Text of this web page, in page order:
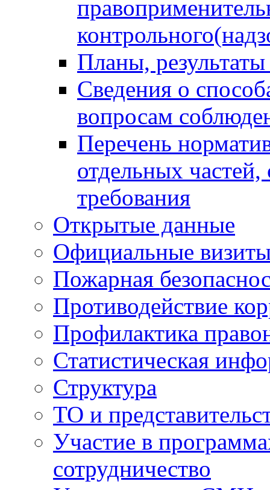
Планы,
Сведения о
вопросам
Перечень
отдельных
требования
Открытые данные
Официальные
Пожарная
Противодействие
Профилактика
Статистическая
Структура
ТО и
Участие в
сотрудничество